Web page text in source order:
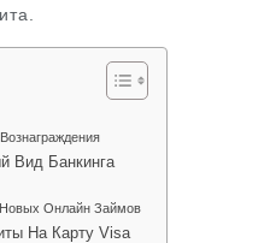
Вид Банкинга
Онлайн Займов
На Карту Visa